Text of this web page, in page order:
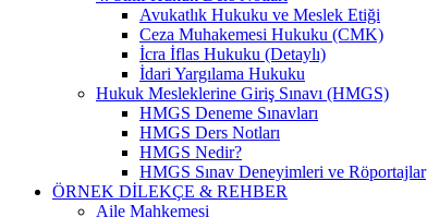
Avukatlık Hukuku ve Meslek Etiği
Ceza Muhakemesi Hukuku (CMK)
İcra İflas Hukuku (Detaylı)
İdari Yargılama Hukuku
Hukuk Mesleklerine Giriş Sınavı (HMGS)
HMGS Deneme Sınavları
HMGS Ders Notları
HMGS Nedir?
HMGS Sınav Deneyimleri ve Röportajlar
ÖRNEK DILEKÇE & REHBER
Aile Mahkemesi